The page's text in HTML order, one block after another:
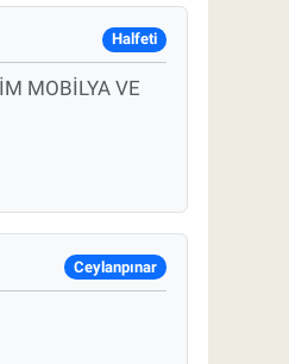
Halfeti
MOBİLYA VE
Ceylanpınar